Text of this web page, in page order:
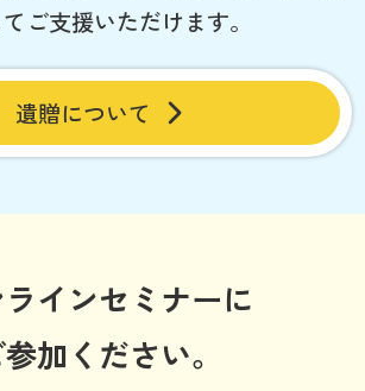
ご支援いただけます。
遺贈について
インセミナーに
参加ください。